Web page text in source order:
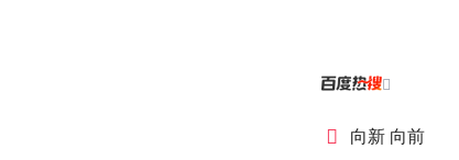

 向新 向前